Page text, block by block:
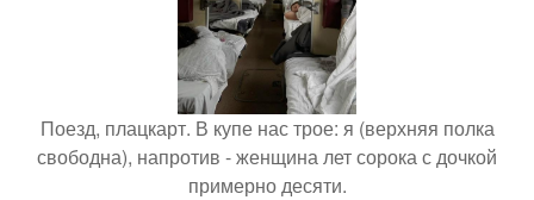
Поезд, плацкарт. В купе нас трое: я (верхняя полка
свободна), напротив - женщина лет сорока с дочкой
примерно десяти.